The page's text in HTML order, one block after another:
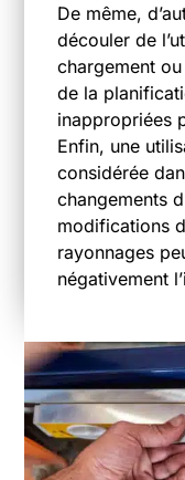
De même,
découler de
chargement
de la
inappropriées
Enfin, une
considérée
changements
modifications
rayonnages
négativement